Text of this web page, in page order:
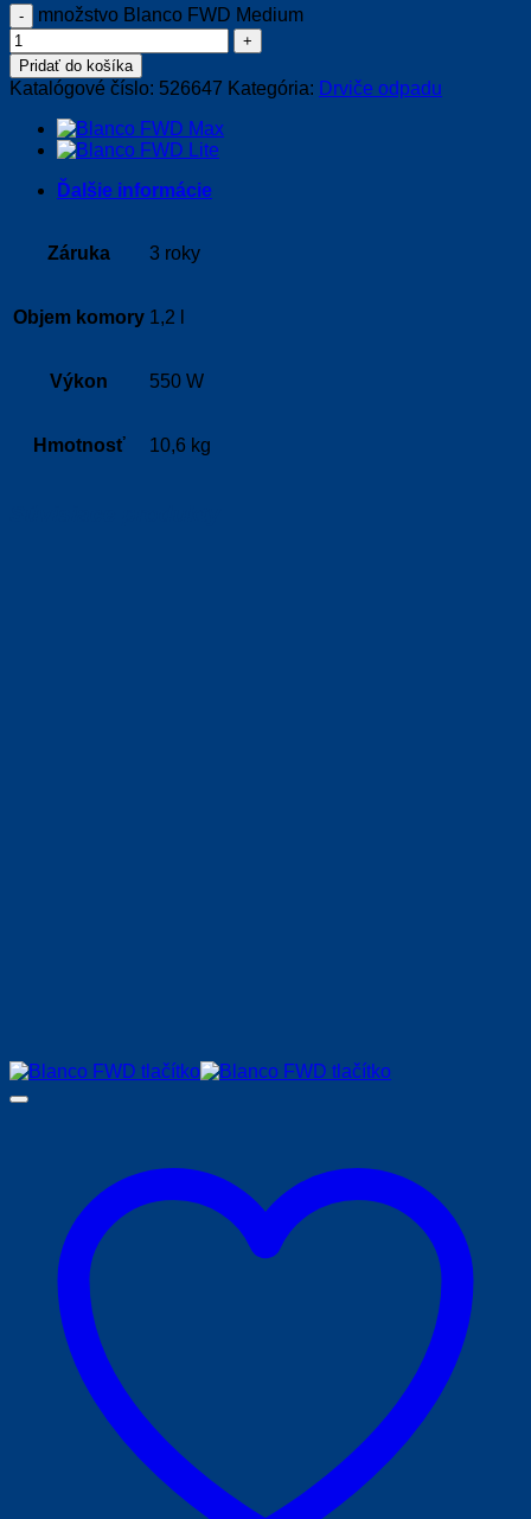
množstvo Blanco FWD Medium
Pridať do košíka
Katalógové číslo: 526647 Kategória: Drviče odpadu
Ďalšie informácie
Záruka 3 roky
Objem komory 1,2 l
Výkon 550 W
Hmotnosť 10,6 kg